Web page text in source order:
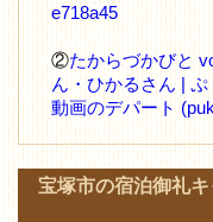
e718a45
②たからづかびと
ん・ひかるさん |
動画のデパート
宝塚市の宿泊御礼